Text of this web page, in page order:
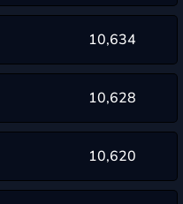
10,634
10,628
10,620